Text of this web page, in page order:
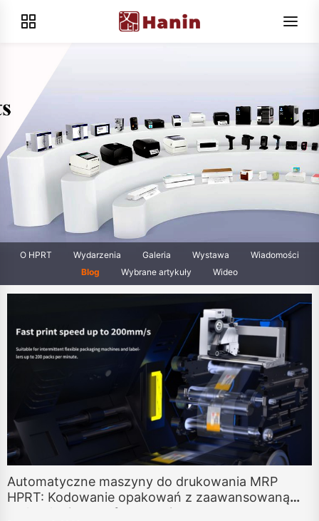
O HPRT Wydarzenia Galeria Wystawa
Wiadomości
Blog
Wybrane artykuły Wideo
Automatyczne maszyny do drukowania MRP
HPRT: Kodowanie opakowań z zaawansowaną
technologią transferu termicznego